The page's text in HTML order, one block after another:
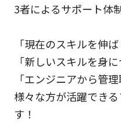
3者によるサポート体
「現在のスキルを伸ば
「新しいスキルを身に
「エンジニアから管
様々な方が活躍でき
す！